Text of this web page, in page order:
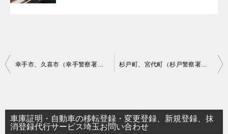
投
ビ
ゲ
幸手市、久喜市（幸手警察署）の車庫証明代行サービス 杉戸町、宮代町（杉戸警察署）の車庫証明代行
車庫証明・自動車の移転登録・変更登録、新規登録、抹
消登録代行サービス埼玉お問い合わせ